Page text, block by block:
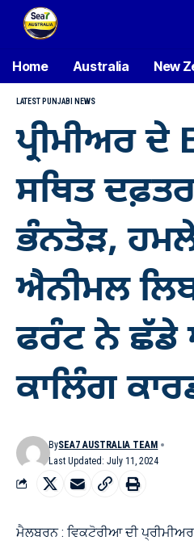
Home Australia New
LATEST PUNJABI NEWS
ਪ੍ਰੀਮੀਅਰ
ਸਥਿਤ
ਭੰਨਤੋੜ,
ਐਨੀਮਲ
ਫਰੰਟ ਨੇ
ਕਾਲਿੰਗ
Last Updated: July 11, 2024
BySEA7 AUSTRALIA TEAM
ਮੈਲਬਰਨ : ਵਿਕਟੋਰੀਆ ਦੀ